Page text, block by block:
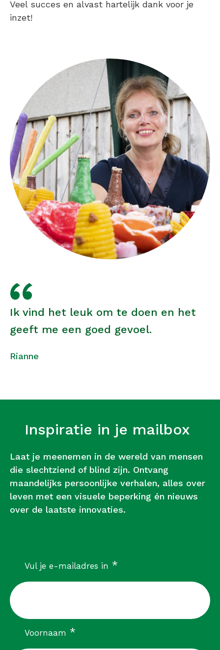
Veel succes en alvast hartelijk dank voor je
inzet!
Ik vind het leuk om te doen en het
geeft me een goed gevoel.
Rianne
Inspiratie in je mailbox
Laat je meenemen in de wereld van mensen
die slechtziend of blind zijn. Ontvang
maandelijks persoonlijke verhalen, alles over
leven met een visuele beperking én nieuws
over de laatste innovaties.
Vul je e-mailadres in *verplicht
Voornaam *verplicht